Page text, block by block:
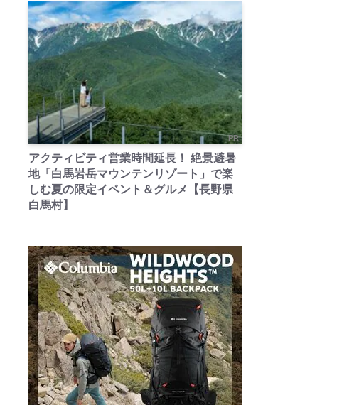
PR
アクティビティ営業時間延長！ 絶景避暑
地「白馬岩岳マウンテンリゾート」で楽
しむ夏の限定イベント＆グルメ【長野県
白馬村】